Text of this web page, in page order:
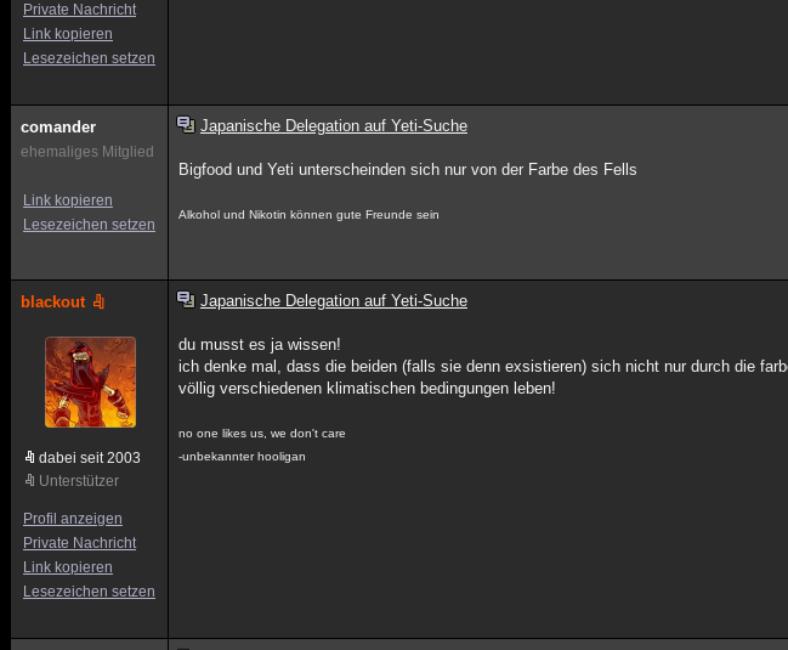
Private Nachricht
Link kopieren
Lesezeichen setzen
comander
ehemaliges Mitglied
Link kopieren
Lesezeichen setzen
Japanische Delegation auf Yeti-Suche
Bigfood und Yeti unterscheinden sich nur von der Farbe des Fells
Alkohol und Nikotin können gute Freunde sein
blackout
dabei seit 2003
Unterstützer
Profil anzeigen
Private Nachricht
Link kopieren
Lesezeichen setzen
Japanische Delegation auf Yeti-Suche
du musst es ja wissen!
ich denke mal, dass die beiden (falls sie denn exsistieren) sich nicht nur durch die
völlig verschiedenen klimatischen bedingungen leben!
no one likes us, we don't care
-unbekannter hooligan